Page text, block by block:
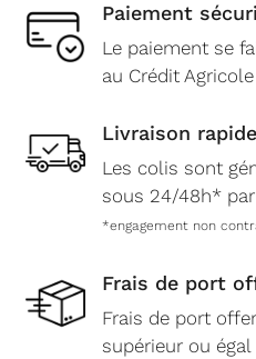
Paiement
Le paiement se
au Crédit Agricole
Livraison rapide
Les colis sont
sous 24/48h* par
*engagement non
Frais de port
Frais de port
supérieur ou